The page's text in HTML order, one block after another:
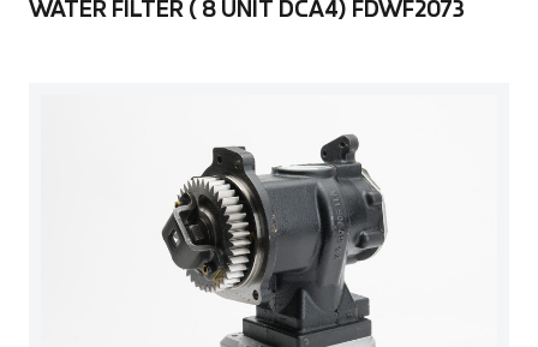
WATER FILTER ( 8 UNIT DCA4) FDWF2073